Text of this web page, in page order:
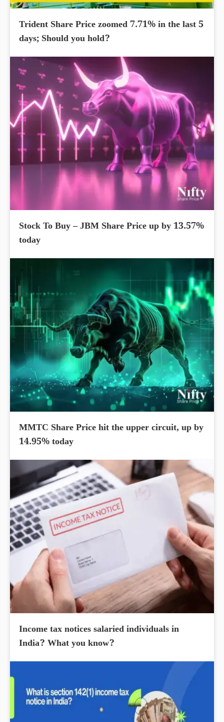
Trident Share Price zoomed 7.71% in the last 5
days; Should you hold?
Stock To Buy – JBM Share Price up by 13.57%
today
MMTC Share Price hit the upper circuit, up by
14.95% today
Income tax notices salaried individuals in
India? What you know?